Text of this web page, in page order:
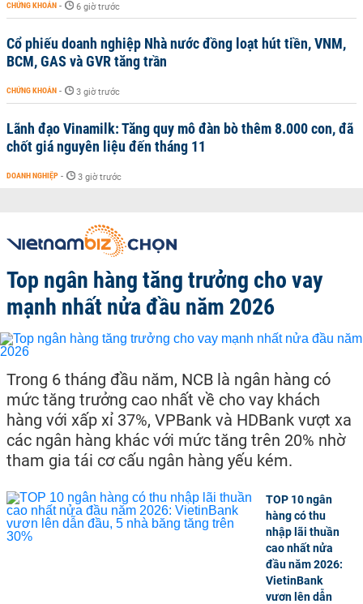
CHỨNG KHOÁN - 6 giờ trước
Cổ phiếu doanh nghiệp Nhà nước đồng loạt hút tiền, VNM,
BCM, GAS và GVR tăng trần
CHỨNG KHOÁN - 3 giờ trước
Lãnh đạo Vinamilk: Tăng quy mô đàn bò thêm 8.000 con, đã
chốt giá nguyên liệu đến tháng 11
DOANH NGHIỆP - 3 giờ trước
Top ngân hàng tăng trưởng cho vay
mạnh nhất nửa đầu năm 2026
Trong 6 tháng đầu năm, NCB là ngân hàng có
mức tăng trưởng cao nhất về cho vay khách
hàng với xấp xỉ 37%, VPBank và HDBank vượt xa
các ngân hàng khác với mức tăng trên 20% nhờ
tham gia tái cơ cấu ngân hàng yếu kém.
TOP 10 ngân
hàng có thu
nhập lãi thuần
cao nhất nửa
đầu năm 2026:
VietinBank
vươn lên dẫn